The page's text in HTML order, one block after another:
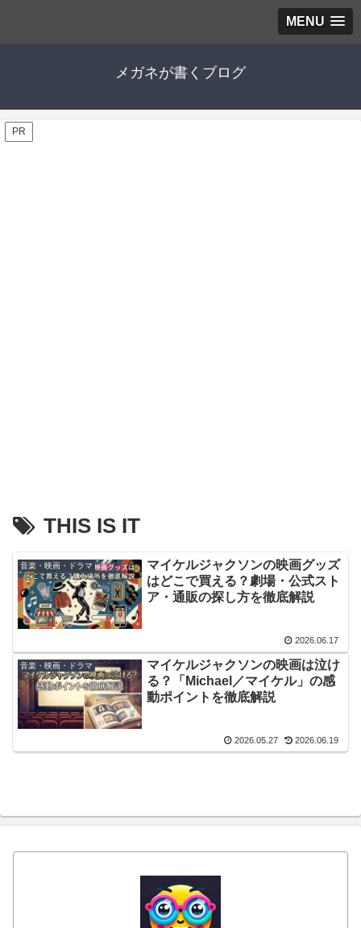
MENU
メガネが書くブログ
PR
THIS IS IT
音楽・映画・ドラマ
マイケルジャクソンの映画グッズ
はどこで買える？劇場・公式スト
ア・通販の探し方を徹底解説
2026.06.17
音楽・映画・ドラマ
マイケルジャクソンの映画は泣け
る？「Michael／マイケル」の感
動ポイントを徹底解説
2026.05.27 2026.06.19